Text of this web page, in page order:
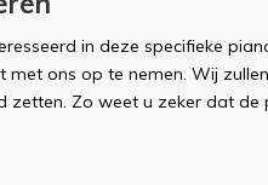
in deze specifieke
met ons op te nemen. Wij
zetten. Zo weet u zeker dat